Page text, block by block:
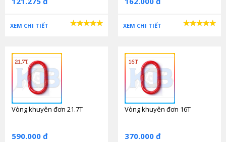
XEM CHI TIẾT XEM CHI TIẾT
Vòng khuyên đơn 21.7T
590.000 đ
Vòng khuyên đơn 16T
370.000 đ